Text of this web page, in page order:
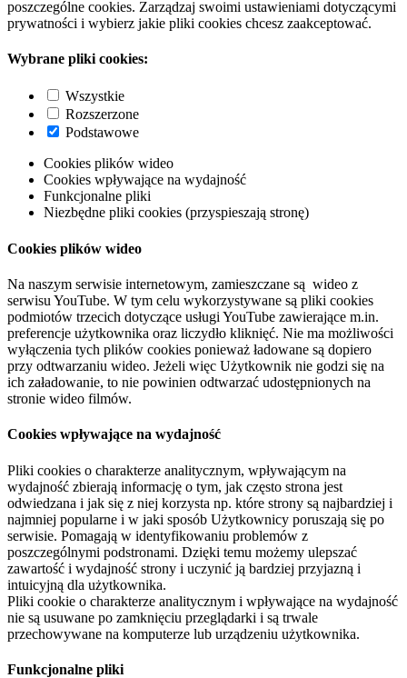
poszczególne cookies. Zarządzaj swoimi ustawieniami dotyczącymi
prywatności i wybierz jakie pliki cookies chcesz zaakceptować.
Wybrane pliki cookies:
Wszystkie
Rozszerzone
Podstawowe
Cookies plików wideo
Cookies wpływające na wydajność
Funkcjonalne pliki
Niezbędne pliki cookies (przyspieszają stronę)
Cookies plików wideo
Na naszym serwisie internetowym, zamieszczane są wideo z
serwisu YouTube. W tym celu wykorzystywane są pliki cookies
podmiotów trzecich dotyczące usługi YouTube zawierające m.in.
preferencje użytkownika oraz liczydło kliknięć. Nie ma możliwości
wyłączenia tych plików cookies ponieważ ładowane są dopiero
przy odtwarzaniu wideo. Jeżeli więc Użytkownik nie godzi się na
ich załadowanie, to nie powinien odtwarzać udostępnionych na
stronie wideo filmów.
Cookies wpływające na wydajność
Pliki cookies o charakterze analitycznym, wpływającym na
wydajność zbierają informację o tym, jak często strona jest
odwiedzana i jak się z niej korzysta np. które strony są najbardziej i
najmniej popularne i w jaki sposób Użytkownicy poruszają się po
serwisie. Pomagają w identyfikowaniu problemów z
poszczególnymi podstronami. Dzięki temu możemy ulepszać
zawartość i wydajność strony i uczynić ją bardziej przyjazną i
intuicyjną dla użytkownika.
Pliki cookie o charakterze analitycznym i wpływające na wydajność
nie są usuwane po zamknięciu przeglądarki i są trwale
przechowywane na komputerze lub urządzeniu użytkownika.
Funkcjonalne pliki